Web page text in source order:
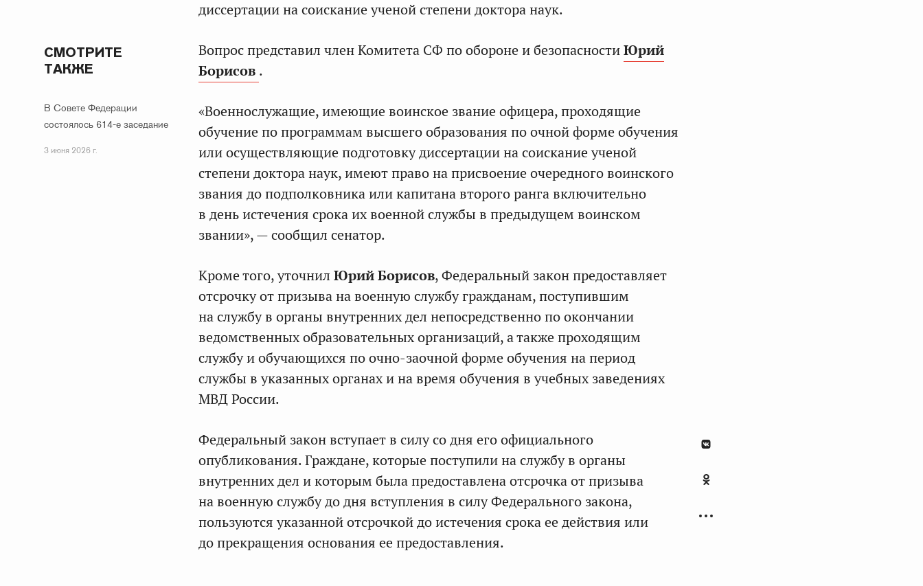
диссертации на соискание ученой степени доктора наук.
СМОТРИТЕ
ТАКЖЕ
В Совете Федерации
состоялось 614-е заседание
3 июня 2026 г.
Вопрос представил член Комитета СФ по обороне и безопасностиЮрий
Борисов .
«Военнослужащие, имеющие воинское звание офицера, проходящие
обучение по программам высшего образования по очной форме обучения
или осуществляющие подготовку диссертации на соискание ученой
степени доктора наук, имеют право на присвоение очередного воинского
звания до подполковника или капитана второго ранга включительно
в день истечения срока их военной службы в предыдущем воинском
звании», — сообщил сенатор.
Кроме того, уточнил Юрий Борисов, Федеральный закон предоставляет
отсрочку от призыва на военную службу гражданам, поступившим
на службу в органы внутренних дел непосредственно по окончании
ведомственных образовательных организаций, а также проходящим
службу и обучающихся по очно-заочной форме обучения на период
службы в указанных органах и на время обучения в учебных заведениях
МВД России.
Федеральный закон вступает в силу со дня его официального
опубликования. Граждане, которые поступили на службу в органы
внутренних дел и которым была предоставлена отсрочка от призыва
на военную службу до дня вступления в силу Федерального закона,
пользуются указанной отсрочкой до истечения срока ее действия или
до прекращения основания ее предоставления.